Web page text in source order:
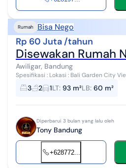
Rumah Bisa Nego
Rp 60 Juta /tahun
Disewakan Rumah
Awiligar, Bandung
Spesifikasi : Lokasi : Bali Garden City View, Awiligar Legalitas : SHM
Cluster : Seminyak L. Tanah : 93m² L.
Ma...3 2 1LT: 93 m²LB: 60 m²
Diperbarui 3 bulan yang lalu oleh
Tony Bandung
+628772...